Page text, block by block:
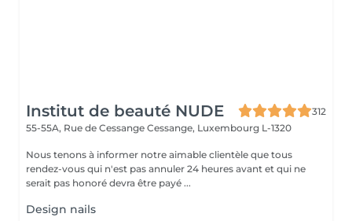
Institut de beauté NUDE
312
55-55A, Rue de Cessange Cessange, Luxembourg L-1320
Nous tenons à informer notre aimable clientèle que tous
rendez-vous qui n'est pas annuler 24 heures avant et qui ne
serait pas honoré devra être payé ...
Design nails